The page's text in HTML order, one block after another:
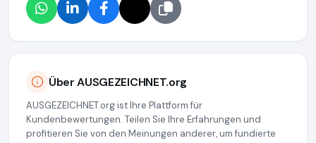
Über AUSGEZEICHNET.org
AUSGEZEICHNET.org ist Ihre Plattform für
Kundenbewertungen. Teilen Sie Ihre Erfahrungen und
profitieren Sie von den Meinungen anderer, um fundierte